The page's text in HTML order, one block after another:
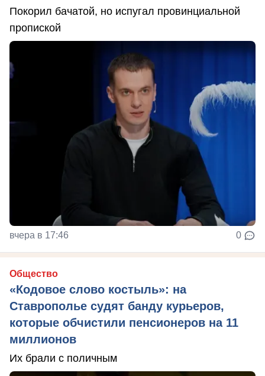
Покорил бачатой, но испугал провинциальной
пропиской
вчера в 17:46 0
Общество
«Кодовое слово костыль»: на
Ставрополье судят банду курьеров,
которые обчистили пенсионеров на 11
миллионов
Их брали с поличным